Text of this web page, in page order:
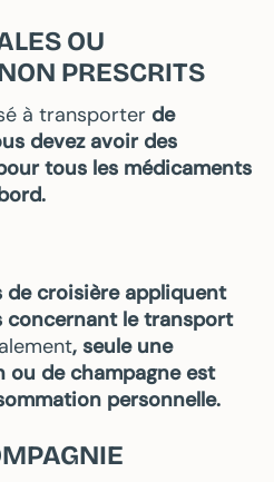
OU
PRESCRITS
à transporter de
devez avoir des
tous les médicaments
de croisière appliquent
le transport
, seule une
de champagne est
personnelle.